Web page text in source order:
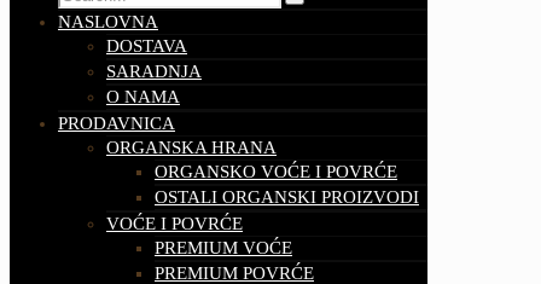
NASLOVNA
DOSTAVA
SARADNJA
O NAMA
PRODAVNICA
ORGANSKA HRANA
ORGANSKO VOĆE I POVRĆE
OSTALI ORGANSKI PROIZVODI
VOĆE I POVRĆE
PREMIUM VOĆE
PREMIUM POVRĆE